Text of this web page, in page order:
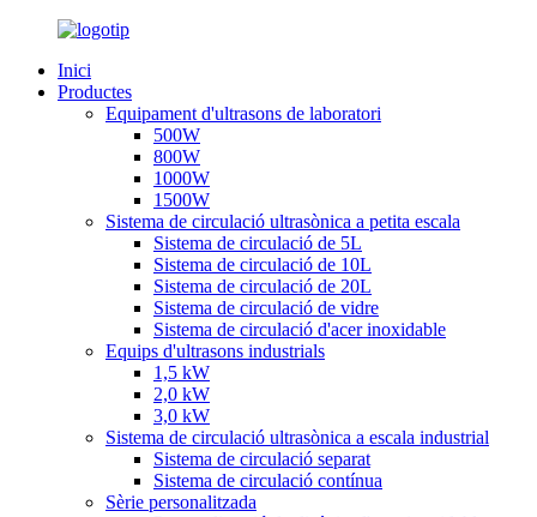
Inici
Productes
Equipament d'ultrasons de laboratori
500W
800W
1000W
1500W
Sistema de circulació ultrasònica a petita escala
Sistema de circulació de 5L
Sistema de circulació de 10L
Sistema de circulació de 20L
Sistema de circulació de vidre
Sistema de circulació d'acer inoxidable
Equips d'ultrasons industrials
1,5 kW
2,0 kW
3,0 kW
Sistema de circulació ultrasònica a escala industrial
Sistema de circulació separat
Sistema de circulació contínua
Sèrie personalitzada